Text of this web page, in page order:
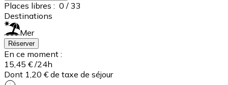
Places libres : 0 / 33
Destinations
Mer
Réserver
En ce moment :
15,45 € /24h
Dont 1,20 € de taxe de séjour